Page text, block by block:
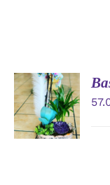
AÑADIR
AL
CARRITO
/
DETALLES